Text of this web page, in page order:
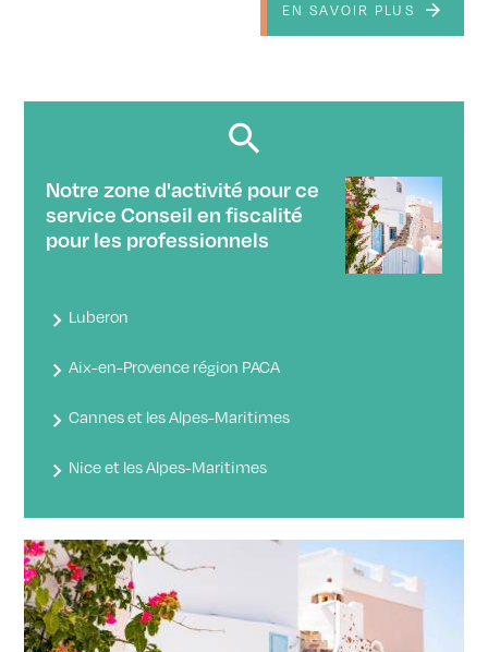
EN SAVOIR PLUS
Notre zone d'activité pour ce
service Conseil en fiscalité
pour les professionnels
Luberon
Aix-en-Provence région PACA
Cannes et les Alpes-Maritimes
Nice et les Alpes-Maritimes